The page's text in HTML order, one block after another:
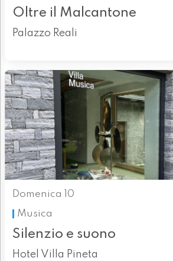
Oltre il Malcantone
Palazzo Reali
Domenica 10
Musica
Silenzio e suono
Hotel Villa Pineta